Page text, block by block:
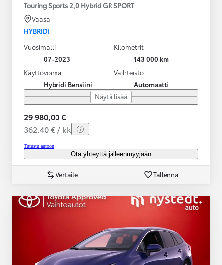
Touring Sports 2,0 Hybrid GR SPORT
Vaasa
HYBRIDI
Vuosimalli
07-2023
Kilometrit
143 000 km
Käyttövoima
Hybridi Bensiini
Vaihteisto
Automaatti
Näytä lisää
29 980,00 €
362,40 € / kk
Tutustu autoon
Ota yhteyttä jälleenmyyjään
Vertaile Tallenna